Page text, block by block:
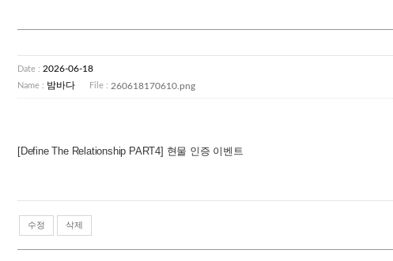
Date : 2026-06-18
Name : 밤바다 File : 260618170610.png
[Define The Relationship PART4] 현물 인증 이벤트
수정 삭제